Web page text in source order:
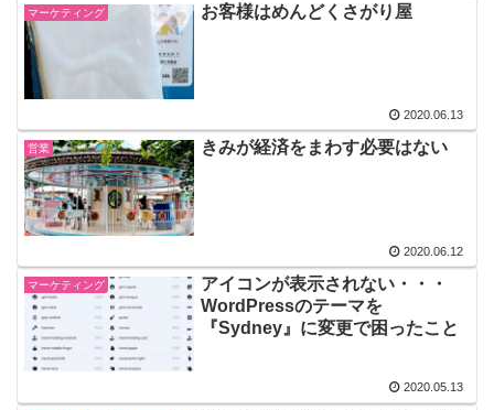
マーケティング お客様はめんどくさがり屋
2020.06.13
営業 きみが経済をまわす必要はない
2020.06.12
マーケティング
アイコンが表示されない・・・
WordPressのテーマを
『Sydney』に変更で困ったこと
2020.05.13